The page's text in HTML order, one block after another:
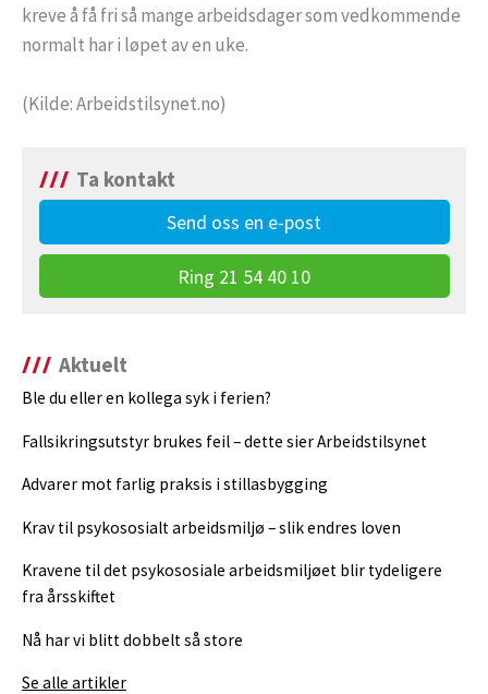
kreve å få fri så mange arbeidsdager som vedkommende
normalt har i løpet av en uke.
(Kilde: Arbeidstilsynet.no)
Ta kontakt
Send oss en e-post
Ring 21 54 40 10
Aktuelt
Ble du eller en kollega syk i ferien?
Fallsikringsutstyr brukes feil – dette sier Arbeidstilsynet
Advarer mot farlig praksis i stillasbygging
Krav til psykososialt arbeidsmiljø – slik endres loven
Kravene til det psykososiale arbeidsmiljøet blir tydeligere
fra årsskiftet
Nå har vi blitt dobbelt så store
Se alle artikler